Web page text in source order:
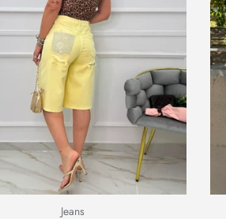
Jeans